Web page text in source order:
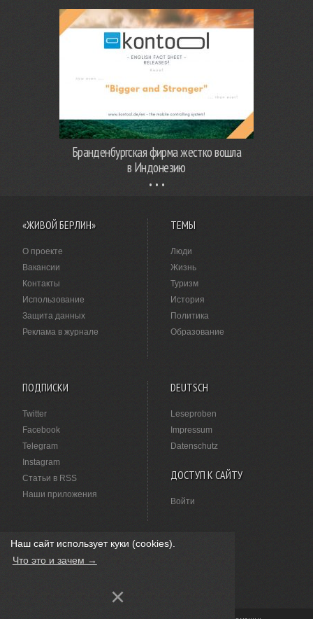
Наш сайт использует куки (cookies).
Что это и зачем →
×
Бранденбургская фирма жестко вошла
в Индонезию
«ЖИВОЙ БЕРЛИН»
О проекте
Вакансии
Контакты
Использование
Защита данных
Реклама в журнале
ТЕМЫ
Люди
Жизнь
Туризм
История
Политика
Образование
ПОДПИСКИ
Twitter
Facebook
Telegram
Instagram
Статьи в RSS
Наши приложения
DEUTSCH
Leseproben
Impressum
Datenschutz
ДОСТУП К САЙТУ
Войти
НАШЛИ ОПЕЧАТКУ?